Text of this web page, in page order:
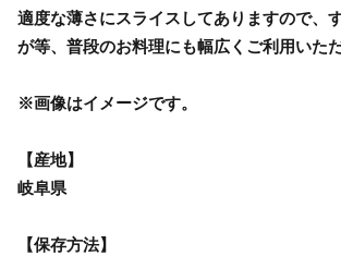
適度な薄さにスライスしてありますので、
が等、普段のお料理にも幅広くご利用いただ
※画像はイメージです。
【産地】
岐阜県
【保存方法】